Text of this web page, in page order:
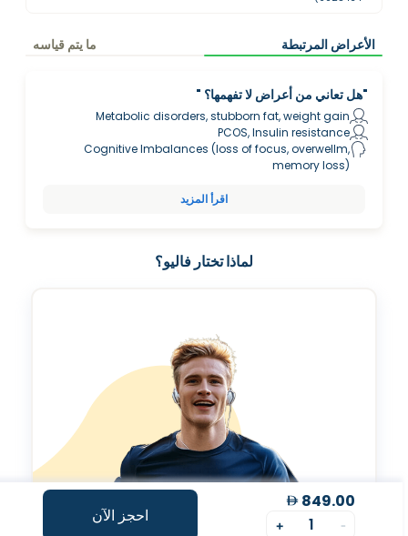
849.00
-
1
+ احجز الآن
الأعراض المرتبطة ما يتم قياسه
"هل تعاني من أعراض لا تفهمها؟ "
Metabolic disorders, stubborn fat, weight gain
PCOS, Insulin resistance
Cognitive Imbalances (loss of focus, overwellm,
memory loss)
اقرأ المزيد
لماذا تختار فاليو؟